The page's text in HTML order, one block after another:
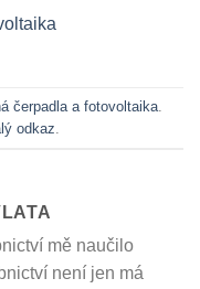
čerpadla a fotovoltaika.
odkaz
mě naučilo
není jen má